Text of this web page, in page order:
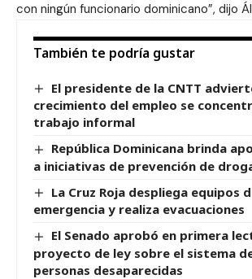
con ningún funcionario dominicano”, dijo
También te podría gustar
El presidente de la CNTT
crecimiento del empleo se
trabajo informal
República Dominicana brinda
a iniciativas de prevención de
La Cruz Roja despliega equipos
emergencia y realiza evacuaciones
El Senado aprobó en primera
proyecto de ley sobre el sistema
personas desaparecidas